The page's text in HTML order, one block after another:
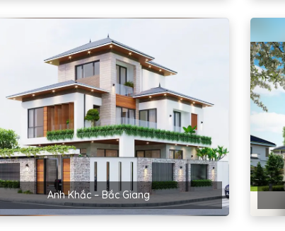
Anh Khắc – Bắc Giang